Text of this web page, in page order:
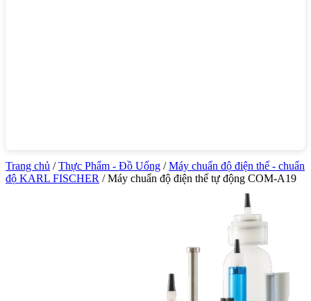
Trang chủ /Thực Phẩm - Đồ Uống /Máy chuẩn độ điện thế - chuẩn
độ KARL FISCHER / Máy chuẩn độ điện thế tự động COM-A19